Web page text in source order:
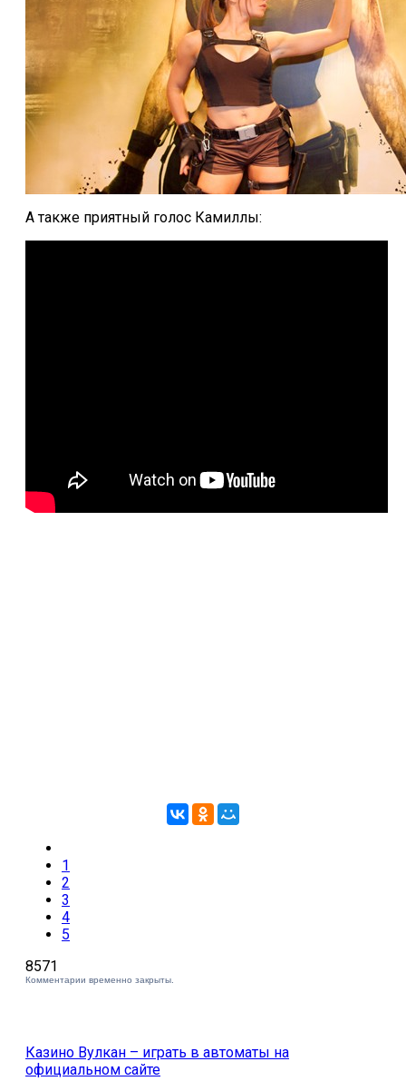
Deep io
А также приятный голос Камиллы:
1
2
3
4
5
8571
Комментарии временно закрыты.
Казино Вулкан – играть в автоматы на
официальном сайте